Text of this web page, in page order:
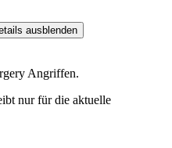
ausblenden
Angriffen.
nur für die aktuelle